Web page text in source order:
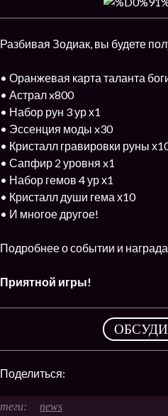
Разбивая Зодиак, вы будете
• Оранжевая карта таланта
• Астрал x800
• Набор рун 3 ур х1
• Эссенция моды x30
• Кристалл гравировки руны
• Сапфир 2 уровня x1
• Набор гемов 4 ур х1
• Кристалл души гема х10
• И многое другое!
Подробнее о событии и
Приятной игры!
Поделиться:
news